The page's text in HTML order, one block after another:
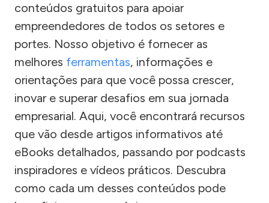
conteúdos gratuitos para apoiar
empreendedores de todos os setores e
portes. Nosso objetivo é fornecer as
melhores ferramentas, informações e
orientações para que você possa crescer,
inovar e superar desafios em sua jornada
empresarial. Aqui, você encontrará recursos
que vão desde artigos informativos até
eBooks detalhados, passando por podcasts
inspiradores e vídeos práticos. Descubra
como cada um desses conteúdos pode